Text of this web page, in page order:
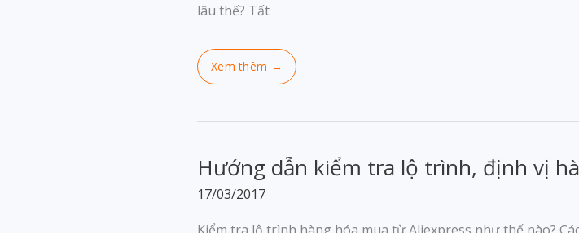
lâu thế? Tất
Hướng dẫn kiểm tra lộ trình, định vị
17/03/2017